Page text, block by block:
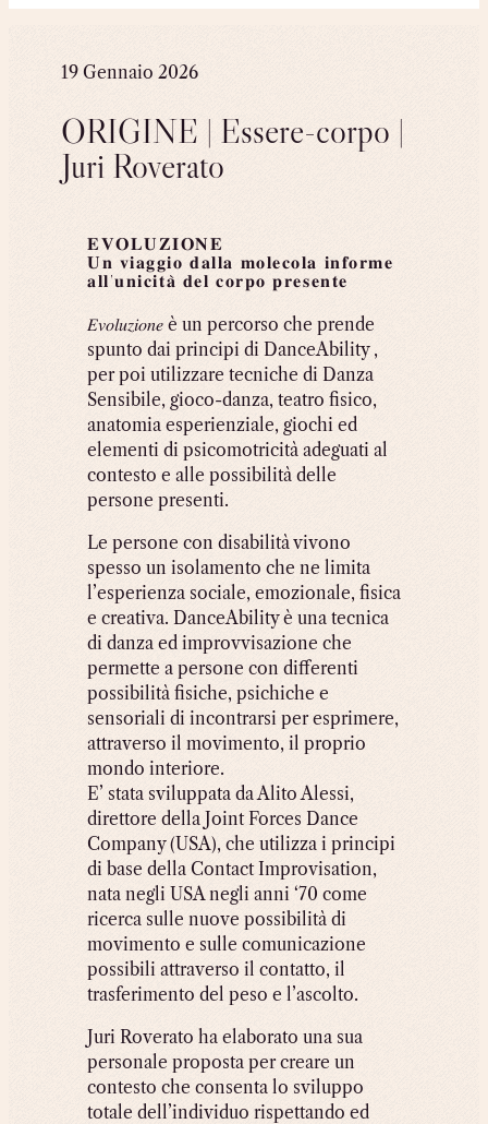
19 Gennaio 2026
ORIGINE | Essere-corpo |
Juri Roverato
𝐄𝐕𝐎𝐋𝐔𝐙𝐈𝐎𝐍𝐄
𝐔𝐧 𝐯𝐢𝐚𝐠𝐠𝐢𝐨 𝐝𝐚𝐥𝐥𝐚 𝐦𝐨𝐥𝐞𝐜𝐨𝐥𝐚 𝐢𝐧𝐟𝐨𝐫𝐦𝐞
𝐚𝐥𝐥’𝐮𝐧𝐢𝐜𝐢𝐭𝐚̀ 𝐝𝐞𝐥 𝐜𝐨𝐫𝐩𝐨 𝐩𝐫𝐞𝐬𝐞𝐧𝐭𝐞
𝐸𝑣𝑜𝑙𝑢𝑧𝑖𝑜𝑛𝑒 è un percorso che prende
spunto dai principi di DanceAbility ,
per poi utilizzare tecniche di Danza
Sensibile, gioco-danza, teatro fisico,
anatomia esperienziale, giochi ed
elementi di psicomotricità adeguati al
contesto e alle possibilità delle
persone presenti.
Le persone con disabilità vivono
spesso un isolamento che ne limita
l’esperienza sociale, emozionale, fisica
e creativa. DanceAbility è una tecnica
di danza ed improvvisazione che
permette a persone con differenti
possibilità fisiche, psichiche e
sensoriali di incontrarsi per esprimere,
attraverso il movimento, il proprio
mondo interiore.
E’ stata sviluppata da Alito Alessi,
direttore della Joint Forces Dance
Company (USA), che utilizza i principi
di base della Contact Improvisation,
nata negli USA negli anni ‘70 come
ricerca sulle nuove possibilità di
movimento e sulle comunicazione
possibili attraverso il contatto, il
trasferimento del peso e l’ascolto.
Juri Roverato ha elaborato una sua
personale proposta per creare un
contesto che consenta lo sviluppo
totale dell’individuo rispettando ed